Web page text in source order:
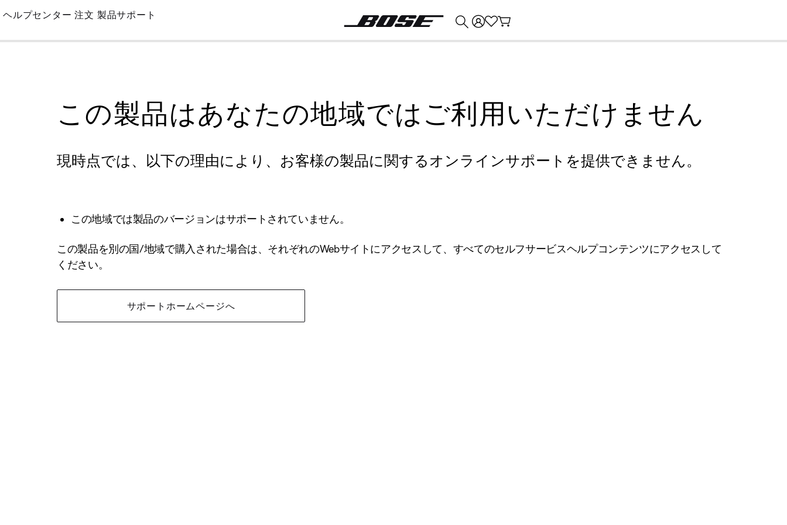
Skip
Main
ヘルプセンター 注文 製品サポート
この製品はあなたの地域ではご利用いただけません
現時点では、以下の理由により、お客様の製品に関するオンラインサポートを提供できません。
この地域では製品のバージョンはサポートされていません。
この製品を別の国/地域で購入された場合は、それぞれのWebサイトにアクセスして、すべてのセルフサービスヘルプコンテンツにアクセスして
ください。
サポートホームページへ